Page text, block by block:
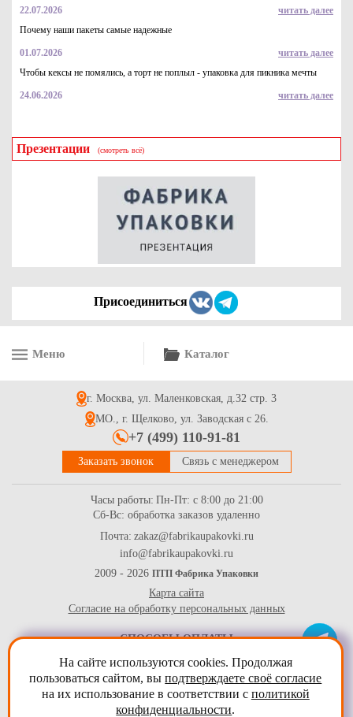
1.45 Купить
Контейнер пластиковый - салатница (КД-107), 1300мл, дно
Контейнер для пирожных, кондитерских изделий и конфет,
Ланч-бокс одноразовый 2-х секционный для обедов, для
горячих и холодных блюд 249*207*61 мм, белый
22.07.2026
читать далее
Почему наши пакеты самые надежные
01.07.2026
читать далее
Чтобы кексы не помялись, а торт не поплыл - упаковка для пикника мечты
24.06.2026 читать далее
Презентации (смотреть всё)
Присоединиться
Меню Каталог
г. Москва, ул. Маленковская, д.32 стр. 3
МО., г. Щелково, ул. Заводская с 26.
+7 (499) 110-91-81
Заказать звонок Связь с менеджером
Часы работы: Пн-Пт: с 8:00 до 21:00
Сб-Вс: обработка заказов удаленно
Почта: zakaz@fabrikaupakovki.ru
info@fabrikaupakovki.ru
2009 - 2026 ПТП Фабрика Упаковки
Карта сайта
Согласие на обработку персональных данных
СПОСОБЫ ОПЛАТЫ
На сайте используются cookies. Продолжая
пользоваться сайтом, выподтверждаете своё согласие
на их использование в соответствии с политикой
конфиденциальности.